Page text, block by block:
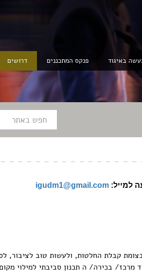
באיגוד פנקס המתכננים דרושים
למייל: igudm1@gmail.com
קבלת החלטות, ולעשות טוב לציבור,
בכירה/ ה תכנון סביבתי למילוי